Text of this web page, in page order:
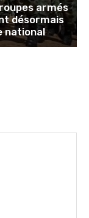
armés
désormais
national